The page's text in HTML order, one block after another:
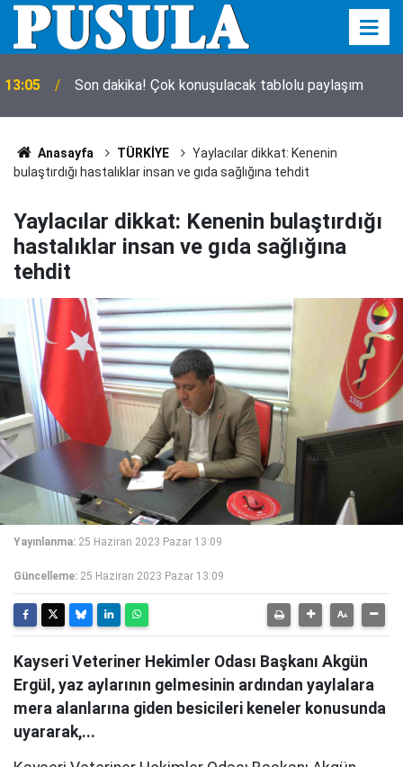
12:44
tutuklandı
Anasayfa TÜRKİYE
Yaylacılar dikkat: Kenenin
bulaştırdığı hastalıklar insan ve gıda sağlığına tehdit
Yaylacılar dikkat: Kenenin bulaştırdığı
hastalıklar insan ve gıda sağlığına
tehdit
Yayınlanma: 25 Haziran 2023 Pazar 13:09
Güncelleme: 25 Haziran 2023 Pazar 13:09
Kayseri Veteriner Hekimler Odası Başkanı Akgün
Ergül, yaz aylarının gelmesinin ardından yaylalara
mera alanlarına giden besicileri keneler konusunda
uyararak,...